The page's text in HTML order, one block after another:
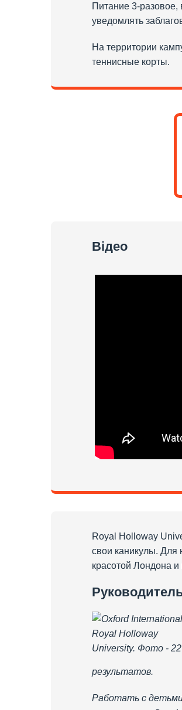
Питание 3-разовое,
уведомлять
На территории
теннисные корты.
Відео
Royal Holloway
свои каникулы. Для
красотой Лондона и
результатов.
Работать с